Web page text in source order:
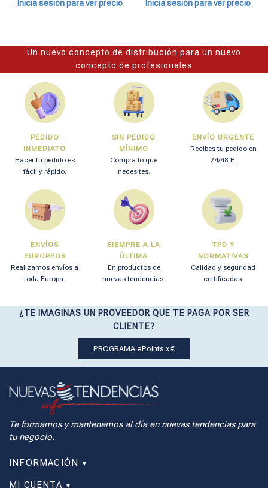
Inicia sesión para ver precio Inicia sesión para ver precio
Un nuevo concepto de distribución para un nuevo
concepto de profesionales
PEDIDO
INMEDIATO
Hacer tu pedido es
fácil y rápido.
SIN PEDIDO
MÍNIMO
Compra lo que
necesites.
ENVÍO URGENTE
Recibes tu pedido en
24/48 H.
ENVÍOS
EUROPEOS
Realizamos envíos a
toda Europa.
SIEMPRE A LA
ÚLTIMA
En productos de
nuevas tendencias.
TPD Y
NORMATIVAS
Calidad y seguridad
certificadas.
¿TE IMAGINAS UN PROVEEDOR QUE TE PAGA POR SER
CLIENTE?
PROGRAMA ePoints x €
Te formamos y mantenemos al día en nuevas tendencias para
tu negocio.
INFORMACIÓN ▼
MI CUENTA ▼